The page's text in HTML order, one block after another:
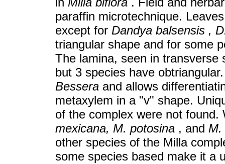
paraffin microtechnique.
except for Dandya balsensis ,
triangular shape and for some
The lamina, seen in transverse
but 3 species have
Bessera and allows
metaxylem in a "v" shape.
of the complex were not
mexicana, M. potosina , and M.
other species of the Milla
some species based make it a